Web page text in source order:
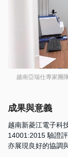
越南亞瑞仕專家團
成果與意義
越南新菱江電子科
14001:2015 驗證
亦展現良好的協調